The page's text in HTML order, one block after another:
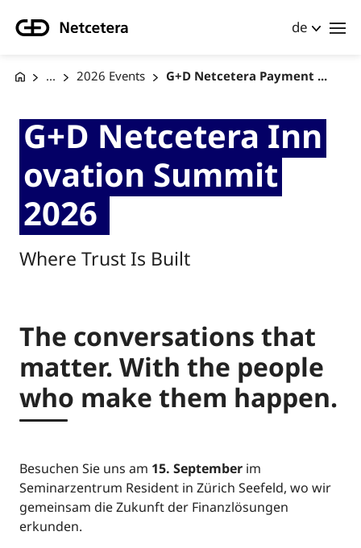
de
... 2026 Events G+D Netcetera Payment ...
G+D Netcetera Inn
ovation Summit
2026
Where Trust Is Built
The conversations that
matter. With the people
who make them happen.
Besuchen Sie uns am 15. September im
Seminarzentrum Resident in Zürich Seefeld, wo wir
gemeinsam die Zukunft der Finanzlösungen
erkunden.